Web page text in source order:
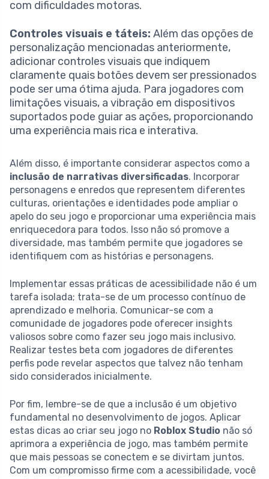
com dificuldades motoras.
Controles visuais e táteis: Além das opções de
personalização mencionadas anteriormente,
adicionar controles visuais que indiquem
claramente quais botões devem ser pressionados
pode ser uma ótima ajuda. Para jogadores com
limitações visuais, a vibração em dispositivos
suportados pode guiar as ações, proporcionando
uma experiência mais rica e interativa.
Além disso, é importante considerar aspectos como a
inclusão de narrativas diversificadas. Incorporar
personagens e enredos que representem diferentes
culturas, orientações e identidades pode ampliar o
apelo do seu jogo e proporcionar uma experiência mais
enriquecedora para todos. Isso não só promove a
diversidade, mas também permite que jogadores se
identifiquem com as histórias e personagens.
Implementar essas práticas de acessibilidade não é um
tarefa isolada; trata-se de um processo contínuo de
aprendizado e melhoria. Comunicar-se com a
comunidade de jogadores pode oferecer insights
valiosos sobre como fazer seu jogo mais inclusivo.
Realizar testes beta com jogadores de diferentes
perfis pode revelar aspectos que talvez não tenham
sido considerados inicialmente.
Por fim, lembre-se de que a inclusão é um objetivo
fundamental no desenvolvimento de jogos. Aplicar
estas dicas ao criar seu jogo no Roblox Studio não só
aprimora a experiência de jogo, mas também permite
que mais pessoas se conectem e se divirtam juntos.
Com um compromisso firme com a acessibilidade, você